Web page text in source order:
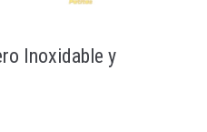
Inoxidable y